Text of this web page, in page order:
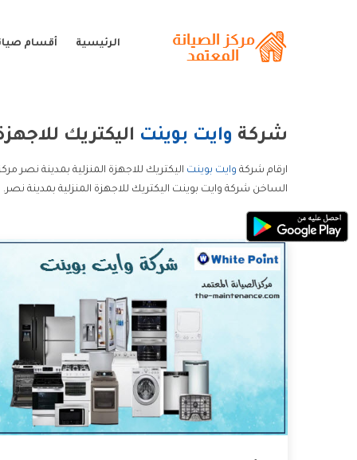
الرئيسية أقسام
شركة وايت بوينت اليكتريك
ارقام شركة وايت بوينت اليكتريك للاجهزة المنزلية بمدينة نصر
الساخن شركة وايت بوينت اليكتريك للاجهزة المنزلية بمدينة نصر.